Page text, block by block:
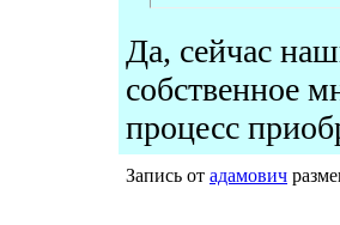
Да, сейчас
собственное
процесс
Запись от адамович